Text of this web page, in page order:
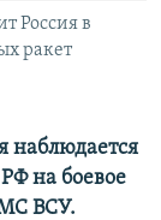
Россия в
ракет
наблюдается
на боевое
ВСУ.